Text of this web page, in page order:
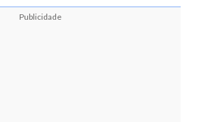
Publicidade